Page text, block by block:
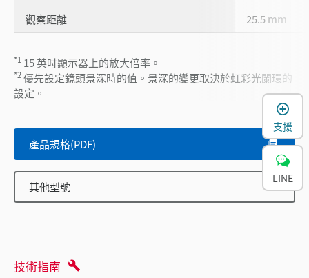
觀察距離
25.5 mm
*1 15 英吋顯示器上的放大倍率。
*2優先設定鏡頭景深時的值。景深的變更取決於虹彩光闌環的
設定。
產品規格(PDF)
其他型號
技術指南
支援
LINE